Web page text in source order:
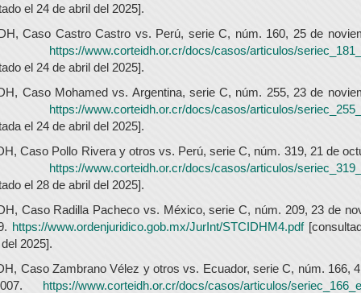
el 24 de abril del 2025].
Caso Castro Castro vs. Perú, serie C, núm. 160, 25 de
https://www.corteidh.or.cr/docs/casos/articulos/
el 24 de abril del 2025].
Caso Mohamed vs. Argentina, serie C, núm. 255, 23 de
https://www.corteidh.or.cr/docs/casos/articulos/
el 24 de abril del 2025].
Caso Pollo Rivera y otros vs. Perú, serie C, núm. 319, 21 de
https://www.corteidh.or.cr/docs/casos/articulos/
el 28 de abril del 2025].
Caso Radilla Pacheco vs. México, serie C, núm. 209, 23 de
https://www.ordenjuridico.gob.mx/JurInt/STCIDHM4.pdf
2025].
Caso Zambrano Vélez y otros vs. Ecuador, serie C, núm. 166,
https://www.corteidh.or.cr/docs/casos/articulos/